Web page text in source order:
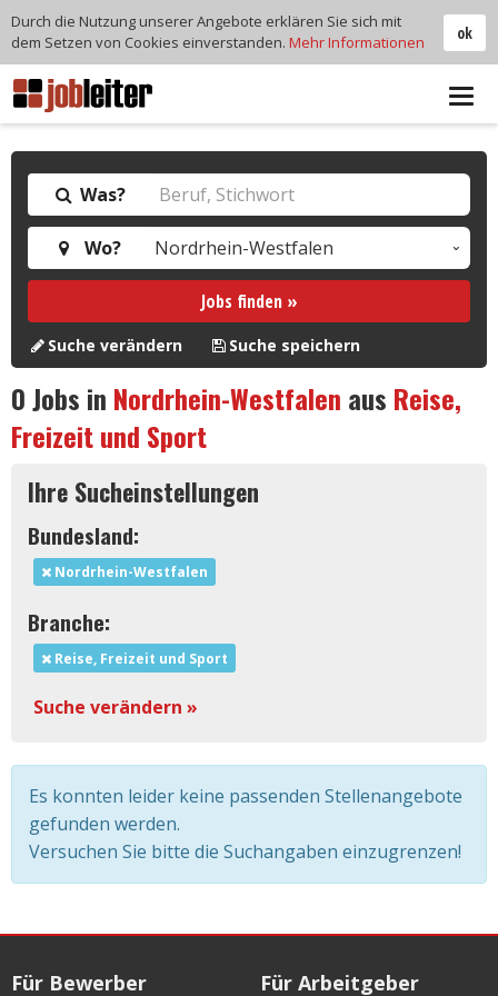
Was?
Wo?
Jobs finden »
Suche verändern Suche speichern
0Jobs in Nordrhein-Westfalen aus Reise,
Freizeit und Sport
Ihre Sucheinstellungen
Bundesland:
Nordrhein-Westfalen
Branche:
Reise, Freizeit und Sport
Suche verändern »
Es konnten leider keine passenden Stellenangebote
gefunden werden.
Versuchen Sie bitte die Suchangaben einzugrenzen!
Für Bewerber Für Arbeitgeber
ok
Durch die Nutzung unserer Angebote erklären Sie sich mit
dem Setzen von Cookies einverstanden. Mehr Informationen